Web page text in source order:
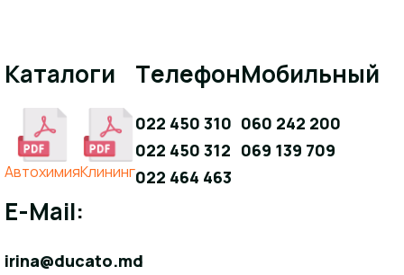
Каталоги
AвтохимияКлининг
Телефон
022 450 310
022 450 312
022 464 463
Мобильный
060 242 200
069 139 709
E-Mail:
irina@ducato.md